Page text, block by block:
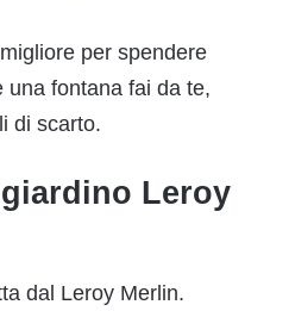
per spendere
una fontana fai da te,
di scarto.
Leroy
dal Leroy Merlin.